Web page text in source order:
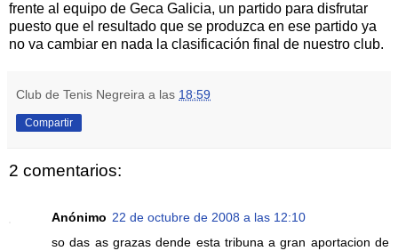
frente al equipo de Geca Galicia, un partido para disfrutar
puesto que el resultado que se produzca en ese partido ya
no va cambiar en nada la clasificación final de nuestro club.
Club de Tenis Negreira a las 18:59
Compartir
2 comentarios:
Anónimo 22 de octubre de 2008 a las 12:10
so das as grazas dende esta tribuna a gran aportacion de